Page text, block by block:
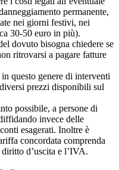
permanente,
nei giorni festivi, nei
30-50 euro in più).
dovuto bisogna chiedere se
ritrovarsi a pagare fatture
questo genere di interventi
prezzi disponibili sul
possibile, a persone di
invece delle
esagerati. Inoltre è
concordata comprenda
d’uscita e l’IVA.